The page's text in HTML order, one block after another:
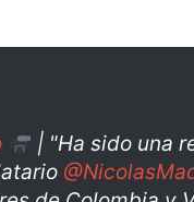
| "Ha sido una